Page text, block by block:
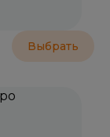
Выбрать